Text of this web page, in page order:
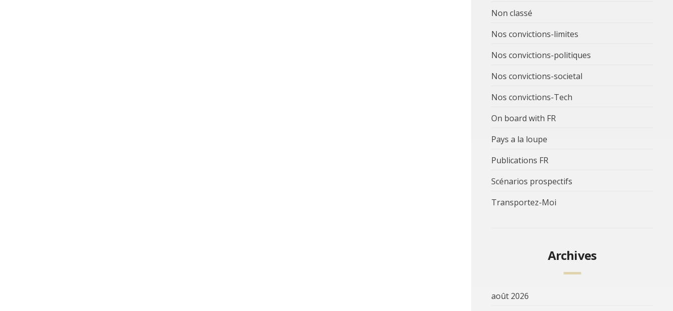
Non classé
Nos convictions-limites
Nos convictions-politiques
Nos convictions-societal
Nos convictions-Tech
On board with FR
Pays a la loupe
Publications FR
Scénarios prospectifs
Transportez-Moi
Archives
août 2026